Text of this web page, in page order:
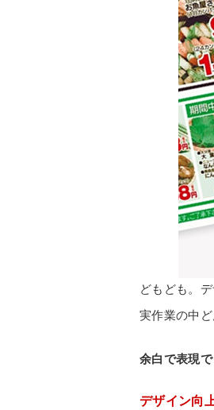
どもども。
実作業の中
余白で表現
デザイン向